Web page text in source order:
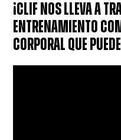
¡CLIF NOS LLEVA A
ENTRENAMIENTO
CORPORAL QUE